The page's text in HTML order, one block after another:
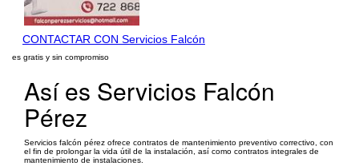
CONTACTAR CON Servicios Falcón
es gratis y sin compromiso
Así es Servicios Falcón
Pérez
Servicios falcón pérez ofrece contratos de mantenimiento preventivo correctivo, con
el fin de prolongar la vida útil de la instalación, así como contratos integrales de
mantenimiento de instalaciones.